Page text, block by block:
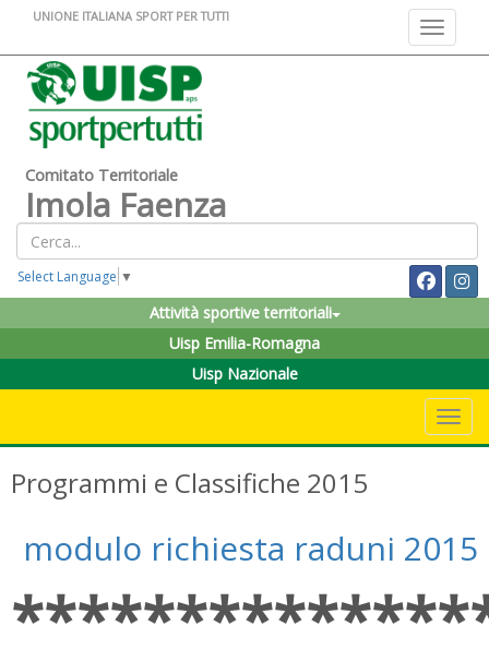
Toggle
UNIONE ITALIANA SPORT PER TUTTI
Comitato Territoriale
Imola Faenza
Select Language ▼
Attività sportive territoriali
Uisp Emilia-Romagna
Uisp Nazionale
Programmi e Classifiche 2015
modulo richiesta raduni 2015